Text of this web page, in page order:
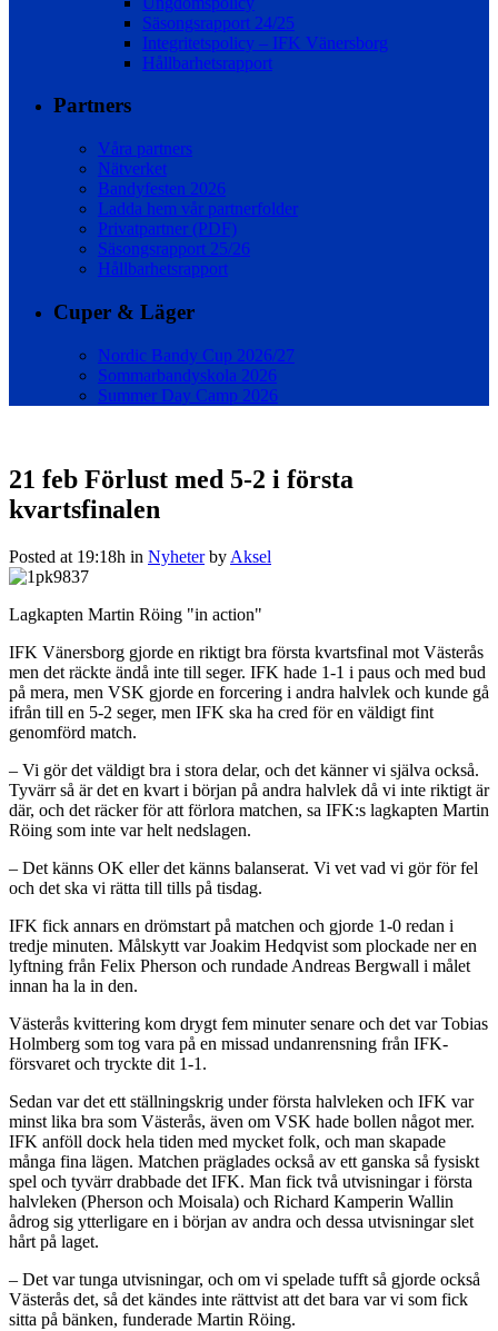
Säsongsrapport 24/25
Integritetspolicy – IFK Vänersborg
Hållbarhetsrapport
Partners
Våra partners
Nätverket
Bandyfesten 2026
Ladda hem vår partnerfolder
Privatpartner (PDF)
Säsongsrapport 25/26
Hållbarhetsrapport
Cuper & Läger
Nordic Bandy Cup 2026/27
Sommarbandyskola 2026
Summer Day Camp 2026
21 feb Förlust med 5-2 i första
kvartsfinalen
Posted at 19:18h in Nyheter by Aksel
Lagkapten Martin Röing "in action"
IFK Vänersborg gjorde en riktigt bra första kvartsfinal mot Västerås
men det räckte ändå inte till seger. IFK hade 1-1 i paus och med bud
på mera, men VSK gjorde en forcering i andra halvlek och kunde gå
ifrån till en 5-2 seger, men IFK ska ha cred för en väldigt fint
genomförd match.
– Vi gör det väldigt bra i stora delar, och det känner vi själva också.
Tyvärr så är det en kvart i början på andra halvlek då vi inte riktigt är
där, och det räcker för att förlora matchen, sa IFK:s lagkapten Martin
Röing som inte var helt nedslagen.
– Det känns OK eller det känns balanserat. Vi vet vad vi gör för fel
och det ska vi rätta till tills på tisdag.
IFK fick annars en drömstart på matchen och gjorde 1-0 redan i
tredje minuten. Målskytt var Joakim Hedqvist som plockade ner en
lyftning från Felix Pherson och rundade Andreas Bergwall i målet
innan ha la in den.
Västerås kvittering kom drygt fem minuter senare och det var Tobias
Holmberg som tog vara på en missad undanrensning från IFK-
försvaret och tryckte dit 1-1.
Sedan var det ett ställningskrig under första halvleken och IFK var
minst lika bra som Västerås, även om VSK hade bollen något mer.
IFK anföll dock hela tiden med mycket folk, och man skapade
många fina lägen. Matchen präglades också av ett ganska så fysiskt
spel och tyvärr drabbade det IFK. Man fick två utvisningar i första
halvleken (Pherson och Moisala) och Richard Kamperin Wallin
ådrog sig ytterligare en i början av andra och dessa utvisningar slet
hårt på laget.
– Det var tunga utvisningar, och om vi spelade tufft så gjorde också
Västerås det, så det kändes inte rättvist att det bara var vi som fick
sitta på bänken, funderade Martin Röing.